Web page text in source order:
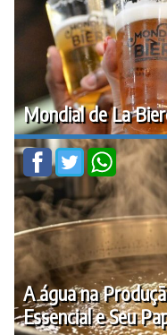
Mondial de La
A água na
Essencial e Seu